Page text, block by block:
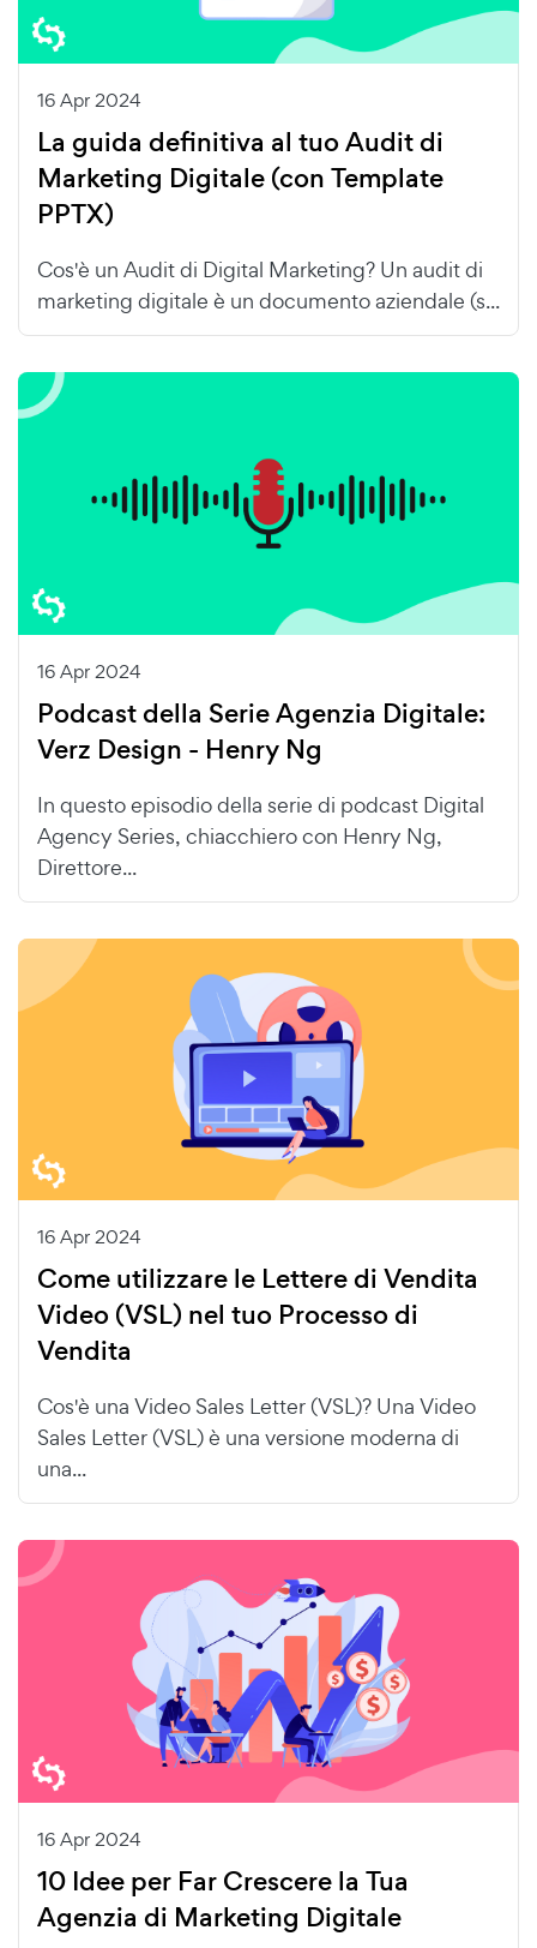
16 Apr 2024
La guida definitiva al tuo Audit di
Marketing Digitale (con Template
PPTX)
Cos'è un Audit di Digital Marketing? Un audit di
marketing digitale è un documento aziendale (s...
16 Apr 2024
Podcast della Serie Agenzia Digitale:
Verz Design - Henry Ng
In questo episodio della serie di podcast Digital
Agency Series, chiacchiero con Henry Ng,
Direttore...
16 Apr 2024
Come utilizzare le Lettere di Vendita
Video (VSL) nel tuo Processo di
Vendita
Cos'è una Video Sales Letter (VSL)? Una Video
Sales Letter (VSL) è una versione moderna di
una...
16 Apr 2024
10 Idee per Far Crescere la Tua
Agenzia di Marketing Digitale